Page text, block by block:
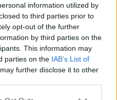
information utilized by
to third parties prior to
opt-out of the further
by third parties on the
This information may
parties on the IAB’s List of
further disclose it to other
του
αργά.
έκανε η
ενδεχόμενο